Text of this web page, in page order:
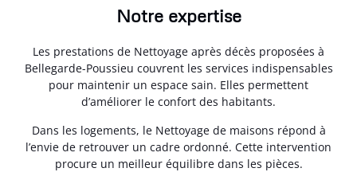
Notre expertise
Les prestations de Nettoyage après décès proposées à
Bellegarde-Poussieu couvrent les services indispensables
pour maintenir un espace sain. Elles permettent
d’améliorer le confort des habitants.
Dans les logements, le Nettoyage de maisons répond à
l’envie de retrouver un cadre ordonné. Cette intervention
procure un meilleur équilibre dans les pièces.